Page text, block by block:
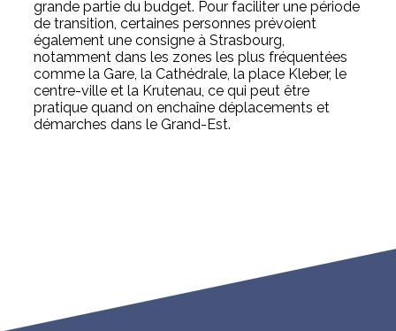
grande partie du budget. Pour faciliter une période
de transition, certaines personnes prévoient
également une consigne à Strasbourg,
notamment dans les zones les plus fréquentées
comme la Gare, la Cathédrale, la place Kleber, le
centre-ville et la Krutenau, ce qui peut être
pratique quand on enchaîne déplacements et
démarches dans le Grand-Est.